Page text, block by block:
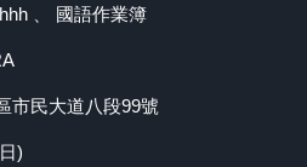
、 國語作業簿
市民大道八段99號
)